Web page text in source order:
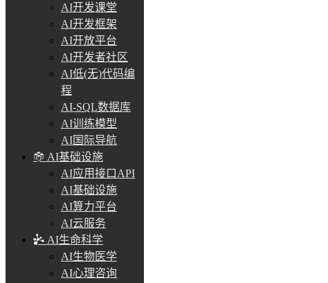
AI开发课堂
AI开发框架
AI开放平台
AI开发者社区
AI低(无)代码编
程
AI-SQL数据库
AI训练模型
AI国际导航
AI基础设施
AI应用接口API
AI基础设施
AI算力平台
AI云服务
AI生命科学
AI生物医学
AI心理咨询